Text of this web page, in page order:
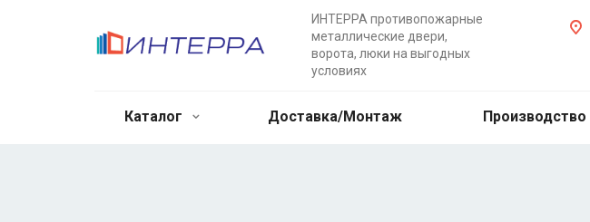
ИНТЕРРА противопожарные
металлические двери,
ворота, люки на выгодных
условиях
Каталог Доставка/Монтаж Производство